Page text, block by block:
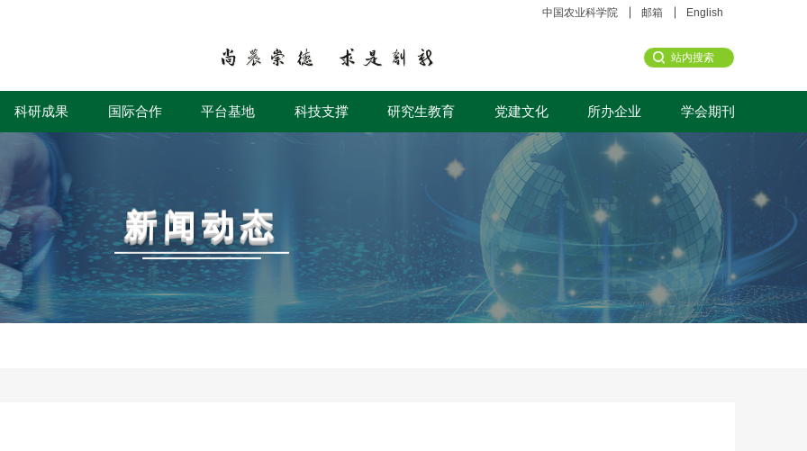
中国农业科学院 邮箱 English
科研成果 国际合作 平台基地 科技支撑 研究生教育 党建文化 所办企业 学会期刊
新闻动态